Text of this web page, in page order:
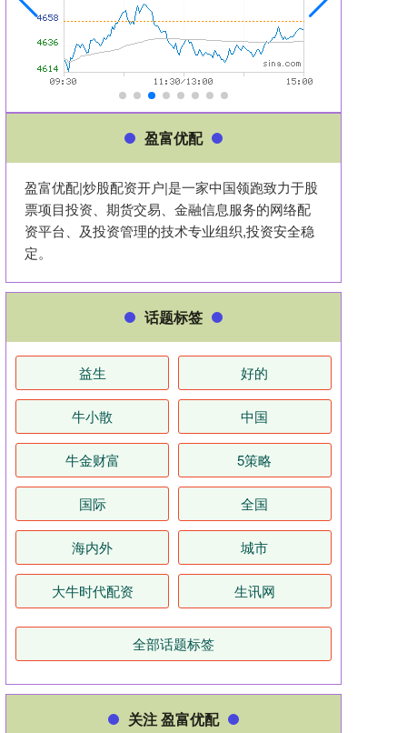
盈富优配
盈富优配|炒股配资开户|是一家中国领跑致力于股
票项目投资、期货交易、金融信息服务的网络配
资平台、及投资管理的技术专业组织,投资安全稳
定。
话题标签
益生 好的
牛小散 中国
牛金财富 5策略
国际 全国
海内外 城市
大牛时代配资 生讯网
全部话题标签
关注 盈富优配